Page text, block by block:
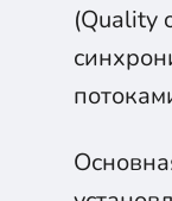
(Quality